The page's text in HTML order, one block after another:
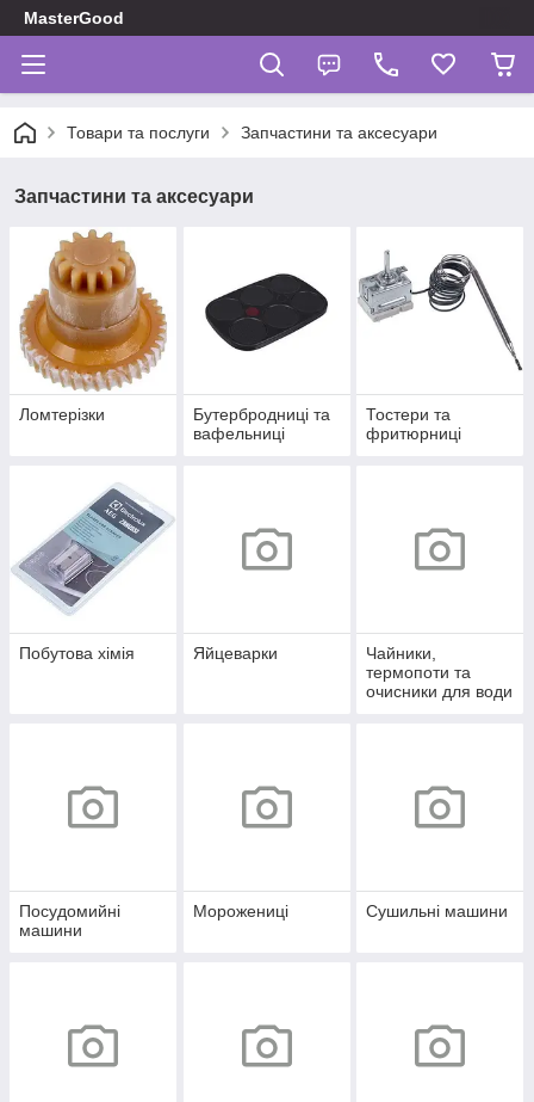
MasterGood
Товари та послуги Запчастини та аксесуари
Запчастини та аксесуари
Ломтерізки
Бутербродниці та
вафельниці
Тостери та
фритюрниці
Побутова хімія Яйцеварки
Чайники,
термопоти та
очисники для води
Посудомийні
машини
Морожениці Сушильні машини